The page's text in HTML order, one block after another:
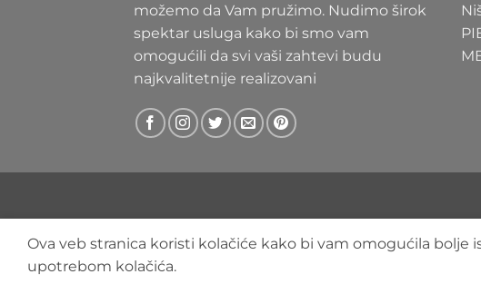
možemo da Vam pružimo. Nudimo širok
spektar usluga kako bi smo vam
omogućili da svi vaši zahtevi budu
najkvalitetnije realizovani
Ova veb stranica koristi kolačiće kako bi vam omogućila bolje
upotrebom kolačića.